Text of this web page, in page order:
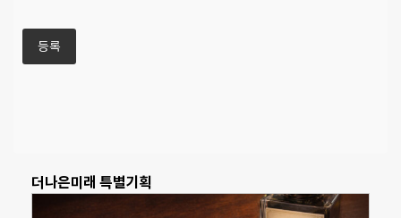
더나은미래 특별기획